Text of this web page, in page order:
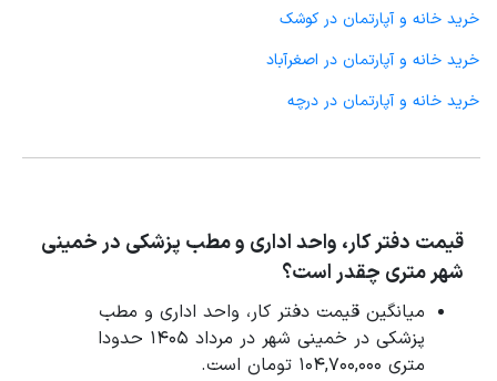
خرید خانه و آپارتمان در کوشک
خرید خانه و آپارتمان در اصغرآباد
خرید خانه و آپارتمان در درچه
قیمت دفتر کار، واحد اداری و مطب پزشکی در خمینی
شهر متری چقدر است؟
میانگین قیمت دفتر کار، واحد اداری و مطب
پزشکی در خمینی شهر در مرداد 1405 حدودا
متری 104,700,000 تومان است.